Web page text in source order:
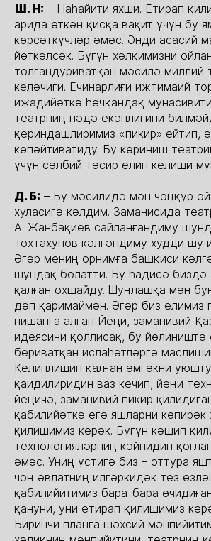
Ш. Н: – Наһайити яхши. Етирап
арида өткән қисқа вақит үчүн бу
көрсәткүчләр әмәс. Әнди асасий
йөткәлсәк. Бүгүн хәлқимизни
толғандуриватқан мәсилә миллий
келәчиги. Ечинарлиғи ижтимаий
ижадийәткә һечқандақ
театрниң нәдә екәнлигини
қериндашлиримиз «пикир» ейтип,
көпәйтиватиду. Бу көриниш
үчүн сәлбий тәсир елип келиши
Д. Б: – Бу мәсилидә мән чоңқур
хуласигә кәлдим. Заманисида
А. Жанбақиев сайланғандиму
Тохтахунов кәлгәндиму худди шу
Әгәр мениң орнимға башқиси
шундақ болатти. Бу һадисә биздә
қалған охшайду. Шуңлашқа мән
дәп қаримаймән. Әгәр биз елимиз
нишанға алған Йеңи, заманивий
идеясини қоллисақ, бу йөлиништә
бериватқан ислаһәтләргә
Қелиплишип қалған әмгәкни
қаидилиридин ваз кечип, йеңи
йеңичә, заманивий пикир
қабилийәткә егә яшларни
қилишимиз керәк. Бүгүн кәшип
технологияләрниң кәйнидин
әмәс. Униң үстигә биз – оттура
чоң әвлатниң илгәркидәк тез
қабилийитимиз бара-бара
қануни, уни етирап қилишимиз
Биринчи планға шәхсий